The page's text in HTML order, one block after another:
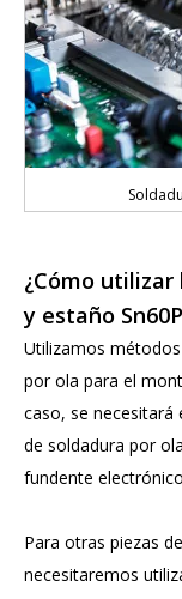
¿Cómo
y estaño
Utilizamos
por ola para el
caso, se
de soldadura por
fundente
Para otras piezas
necesitaremos